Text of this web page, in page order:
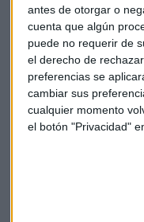
antes de otorgar o
cuenta que algún
puede no requerir de
el derecho de
preferencias se
cambiar sus
cualquier momento
el botón "Privacidad"